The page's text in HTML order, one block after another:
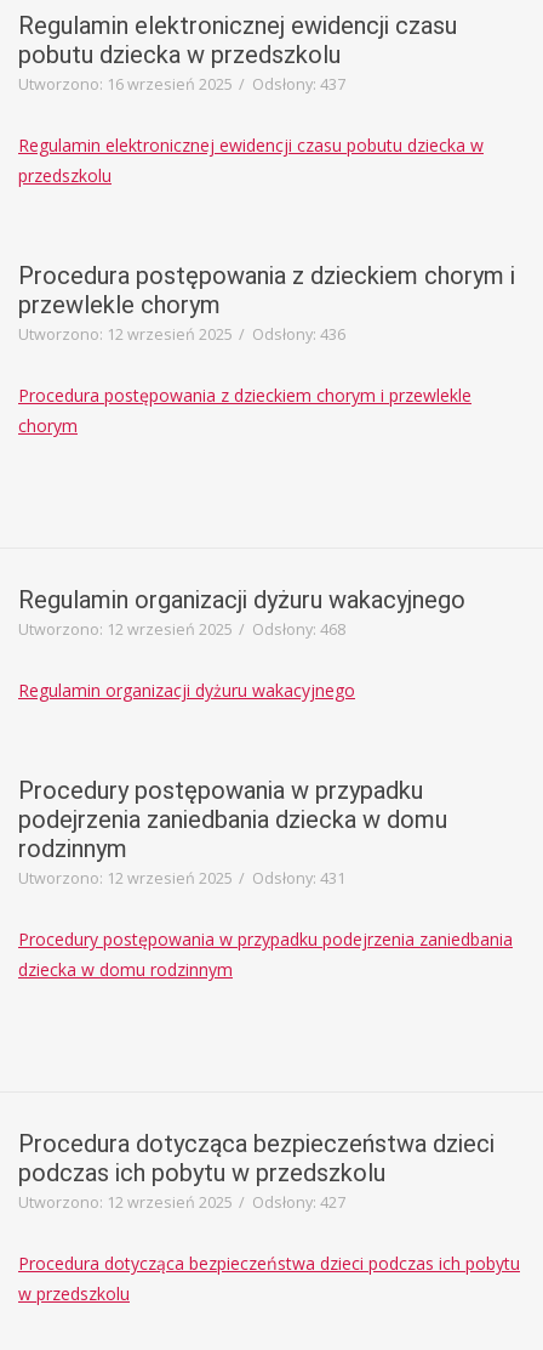
Regulamin elektronicznej ewidencji czasu
pobutu dziecka w przedszkolu
Utworzono: 16 wrzesień 2025 Odsłony: 437
Regulamin elektronicznej ewidencji czasu pobutu dziecka w
przedszkolu
Procedura postępowania z dzieckiem chorym i
przewlekle chorym
Utworzono: 12 wrzesień 2025 Odsłony: 436
Procedura postępowania z dzieckiem chorym i przewlekle
chorym
Regulamin organizacji dyżuru wakacyjnego
Utworzono: 12 wrzesień 2025 Odsłony: 468
Regulamin organizacji dyżuru wakacyjnego
Procedury postępowania w przypadku
podejrzenia zaniedbania dziecka w domu
rodzinnym
Utworzono: 12 wrzesień 2025 Odsłony: 431
Procedury postępowania w przypadku podejrzenia zaniedbania
dziecka w domu rodzinnym
Procedura dotycząca bezpieczeństwa dzieci
podczas ich pobytu w przedszkolu
Utworzono: 12 wrzesień 2025 Odsłony: 427
Procedura dotycząca bezpieczeństwa dzieci podczas ich pobytu
w przedszkolu